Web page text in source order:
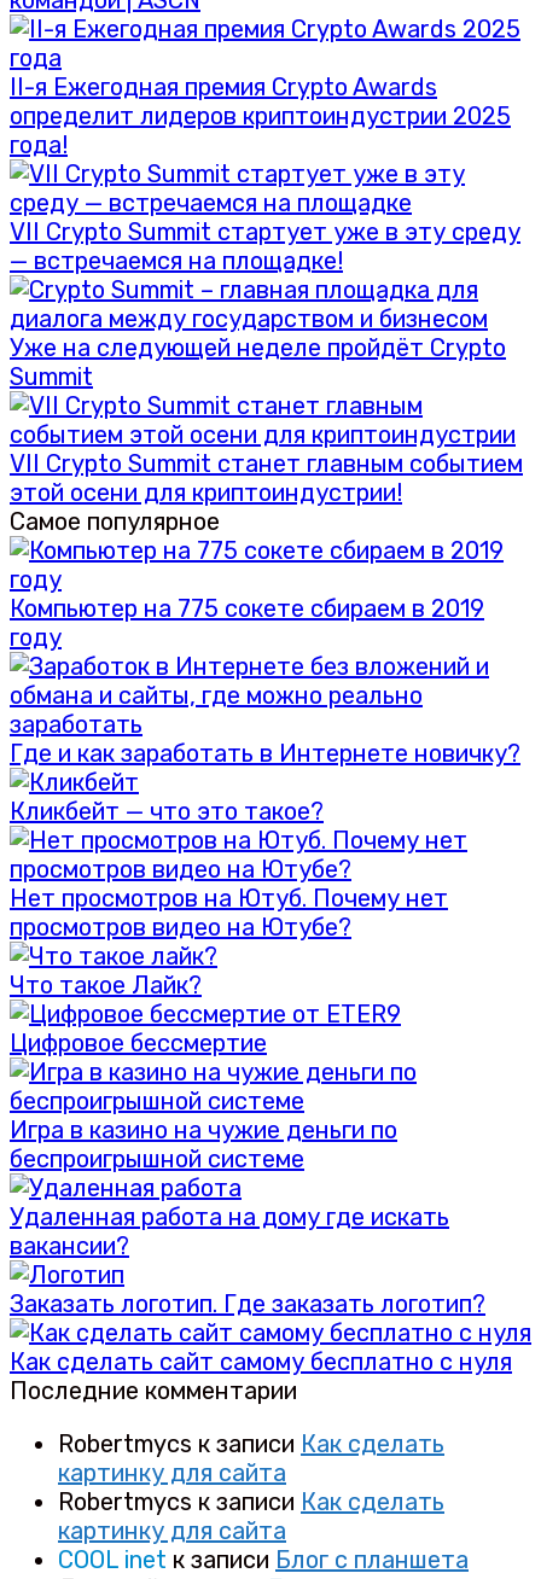
II-я Ежегодная премия Crypto Awards
определит лидеров криптоиндустрии 2025
года!
VII Crypto Summit стартует уже в эту среду
— встречаемся на площадке!
Уже на следующей неделе пройдёт Crypto
Summit
VII Crypto Summit станет главным событием
этой осени для криптоиндустрии!
Самое популярное
Компьютер на 775 сокете сбираем в 2019
году
Где и как заработать в Интернете новичку?
Кликбейт — что это такое?
Нет просмотров на Ютуб. Почему нет
просмотров видео на Ютубе?
Что такое Лайк?
Цифровое бессмертие
Игра в казино на чужие деньги по
беспроигрышной системе
Удаленная работа на дому где искать
вакансии?
Заказать логотип. Где заказать логотип?
Как сделать сайт самому бесплатно с нуля
Последние комментарии
Robertmycs к записи Как сделать
картинку для сайта
Robertmycs к записи Как сделать
картинку для сайта
COOL inet к записи Блог с планшета